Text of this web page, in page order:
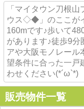
「マイタウン刀根
ウス◇◆」のここが
160mです♪歩いて
があります♪徒歩9分
アや大阪モノレール
望条件に合った一戸
わせください(*´ω`*)
販売物件一覧